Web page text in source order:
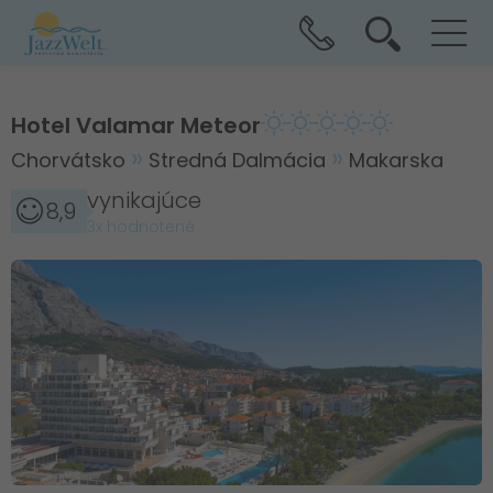
Hotel Valamar Meteor
Chorvátsko Stredná Dalmácia Makarska
8,9 vynikajúce
3x hodnotené